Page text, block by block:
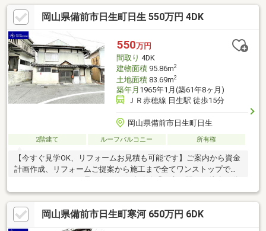
岡山県備前市日生町日生 550万円 4DK
550万円
間取り 4DK
建物面積95.86m2
土地面積83.69m2
築年月 1965年1月(築61年8ヶ月)
ＪＲ赤穂線 日生駅 徒歩15分
岡山県備前市日生町日生
2階建て ルーフバルコニー 所有権
【今すぐ見学OK、リフォームお見積も可能です】ご案内から資金
計画作成、リフォームご提案から施工まで全てワンストップでネ
♪■日生町の中心市街地に近く、買物などに便利♪■周辺に月極駐車
場あり♪ 「まだ検討中なので…」という方も大歓迎！◎新築と中
古の比較◎月々支払いのシミュレーション◎購入するべきタイミ
ング◎住み始めるまでの流れetc.など、余すことなくご説明させ
岡山県備前市日生町寒河 650万円 6DK